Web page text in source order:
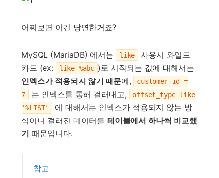
어찌보면 이건 당연한거죠?
MySQL (MariaDB) 에서는 like
사용시 와일드
카드 (ex:
like %abc )로 시작되는 값에 대해서는
인덱스가 적용되지 않기 때문에,
customer_id =
7
는 인덱스를 통해 걸러내고,
offset_type like
'%LIST'
에 대해서는 인덱스가 적용되지 않는 방
식이니 걸러진 데이터를 테이블에서 하나씩 비교했
기 때문입니다.
참고